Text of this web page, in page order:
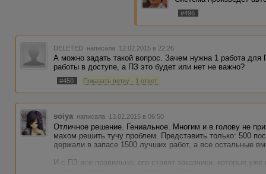
взятием в работу тех же заказов - вот
работ. Но 32% при более 200
работы выполнялись качественно и в
результат и быстрее создавали новые
больше. Осознанное невыполнение
выполнения - это фактически вред для
которые эти заказы уже могли
Ваш аккаунт заблокирован на работу в
#496
DELETED написала 12.02.2015 в 22:26
А можно задать такой вопрос. Зачем нужна 1 работа
работы в доступе, а ПЗ это будет или нет не важно?
#450 Показать ветку - 1 ответ
soiya написала 13.02.2015 в 06:50
Отличное решение. Гениальное. Многим и в голову не
махом решить тучу проблем. Представить только: 500
держали в запасе 1500 лучших работ, а все остальные
И с ПЗ все правильно, его ставят заказчики, которые